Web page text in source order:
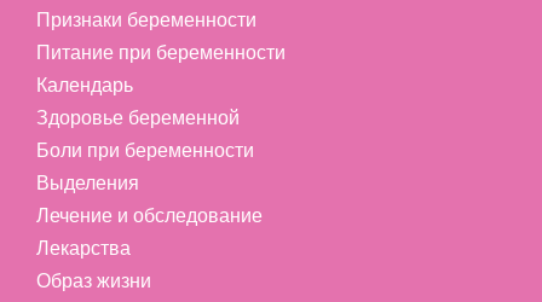
Признаки беременности
Питание при беременности
Календарь
Здоровье беременной
Боли при беременности
Выделения
Лечение и обследование
Лекарства
Образ жизни